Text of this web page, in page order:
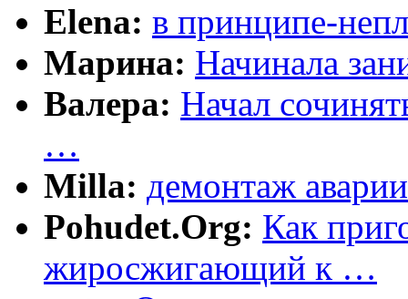
Elena: в принципе-
Марина: Начинала
Валера: Начал
…
Milla: демонтаж
Pohudet.Org: Как
жиросжигающий к …